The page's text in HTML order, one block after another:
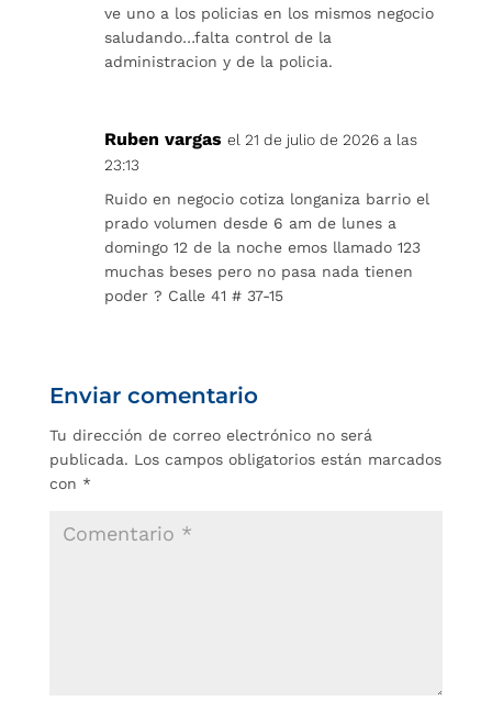
ve uno a los policias en los mismos negocio
saludando…falta control de la
administracion y de la policia.
Ruben vargas el 21 de julio de 2026 a las
23:13
Ruido en negocio cotiza longaniza barrio el
prado volumen desde 6 am de lunes a
domingo 12 de la noche emos llamado 123
muchas beses pero no pasa nada tienen
poder ? Calle 41 # 37-15
Enviar comentario
Tu dirección de correo electrónico no será
publicada. Los campos obligatorios están marcados
con *